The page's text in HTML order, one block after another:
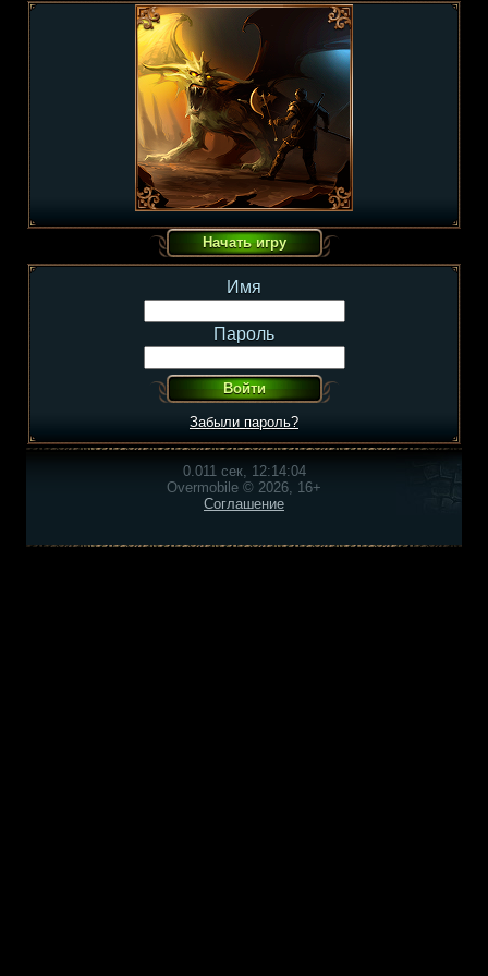
Имя
Пароль
Забыли пароль?
0.011 сек, 12:14:04
Overmobile © 2026, 16+
Соглашение